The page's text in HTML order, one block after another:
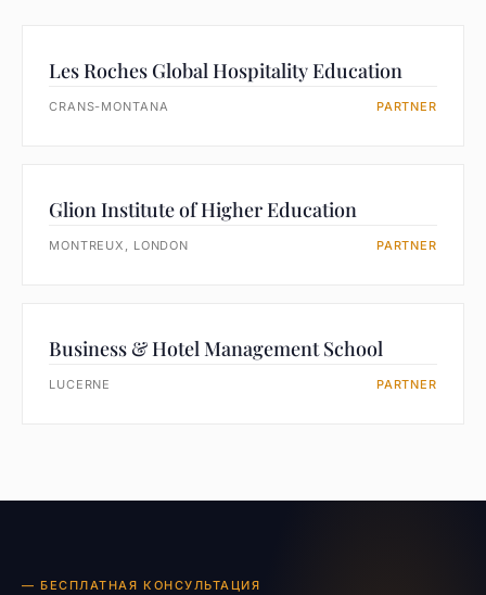
Les Roches Global Hospitality Education
CRANS-MONTANA PARTNER
Glion Institute of Higher Education
MONTREUX, LONDON PARTNER
Business & Hotel Management School
LUCERNE PARTNER
— БЕСПЛАТНАЯ КОНСУЛЬТАЦИЯ